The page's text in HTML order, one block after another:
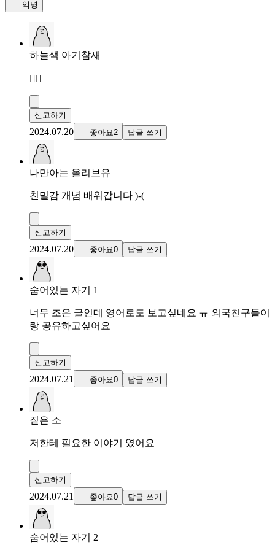
익명
하늘색 아기참새
👍🏻
신고하기
2024.07.20 좋아요2 답글 쓰기
나만아는 올리브유
친밀감 개념 배워갑니다 )-(
신고하기
2024.07.20 좋아요0 답글 쓰기
숨어있는 자기 1
너무 조은 글인데 영어로도 보고싶네요 ㅠ 외국친구들이
랑 공유하고싶어요
신고하기
2024.07.21 좋아요0 답글 쓰기
짙은 소
저한테 필요한 이야기 였어요
신고하기
2024.07.21 좋아요0 답글 쓰기
숨어있는 자기 2